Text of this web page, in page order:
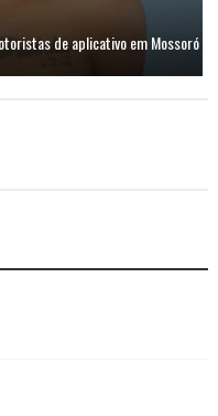
de aplicativo em Mossoró